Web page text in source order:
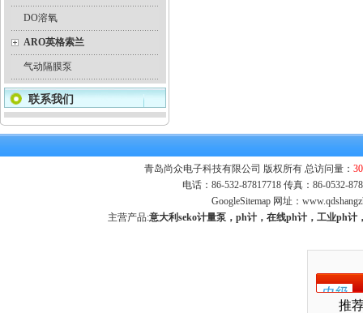
DO溶氧
ARO英格索兰
气动隔膜泵
联系我们
青岛尚众电子科技有限公司 版权所有 总访问量：
电话：86-532-87817718 传真：86-0532-
GoogleSitemap网址：
主营产品:意大利seko计量泵，ph计，在线ph计，工业ph
推